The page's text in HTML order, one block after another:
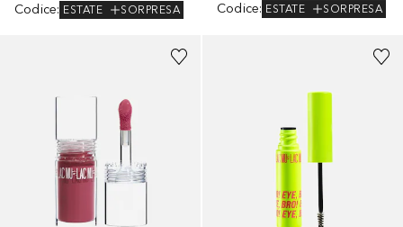
Codice: ESTATE SORPRESA Codice: ESTATE SORPRESA
+3